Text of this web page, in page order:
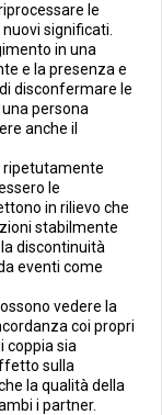
le
significati.
in una
e la presenza e
disconfermare le
persona
anche il
ripetutamente
le
in rilievo che
stabilmente
discontinuità
eventi come
vedere la
coi propri
coppia sia
sulla
la qualità della
i partner.